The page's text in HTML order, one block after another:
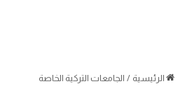
الرئيسية / الجامعات التركية الخاصة